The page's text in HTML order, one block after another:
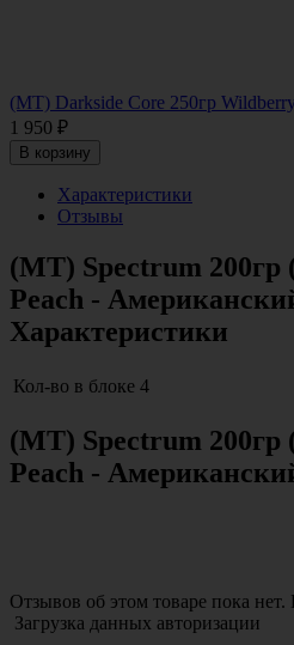
(MT) Darkside Core 250гр
1 950 ₽
В корзину
Характеристики
Отзывы
(MT) Spectrum 200гр
Peach -
Характеристики
Кол-во в блоке 4
(MT) Spectrum 200гр
Peach -
Отзывов об этом товаре пока нет.
Загрузка данных авторизации